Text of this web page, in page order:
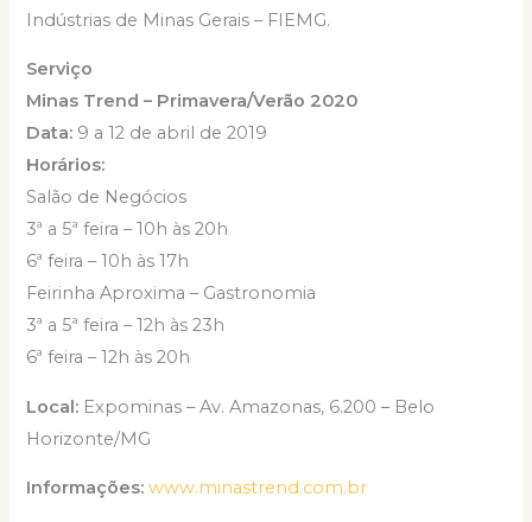
Indústrias de Minas Gerais – FIEMG.
Serviço
Minas Trend – Primavera/Verão 2020
Data: 9 a 12 de abril de 2019
Horários:
Salão de Negócios
3ª a 5ª feira – 10h às 20h
6ª feira – 10h às 17h
Feirinha Aproxima – Gastronomia
3ª a 5ª feira – 12h às 23h
6ª feira – 12h às 20h
Local: Expominas – Av. Amazonas, 6.200 – Belo
Horizonte/MG
Informações: www.minastrend.com.br